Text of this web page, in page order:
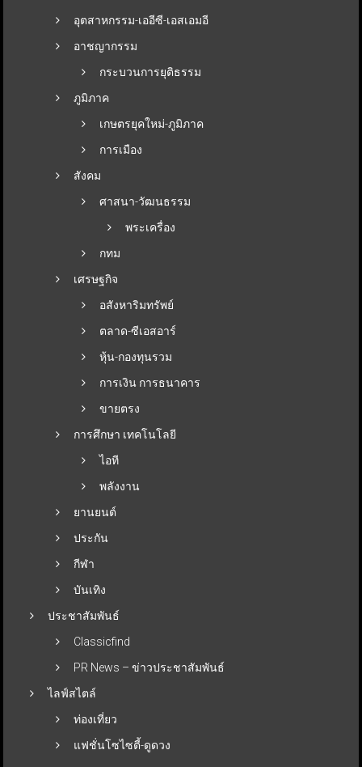
อุตสาหกรรม-เออีซี-เอสเอมอี
อาชญากรรม
กระบวนการยุติธรรม
ภูมิภาค
เกษตรยุคใหม่-ภูมิภาค
การเมือง
สังคม
ศาสนา-วัฒนธรรม
พระเครื่อง
กทม
เศรษฐกิจ
อสังหาริมทรัพย์
ตลาด-ซีเอสอาร์
หุ้น-กองทุนรวม
การเงิน การธนาคาร
ขายตรง
การศึกษา เทคโนโลยี
ไอที
พลังงาน
ยานยนต์
ประกัน
กีฬา
บันเทิง
ประชาสัมพันธ์
Classicfind
PR News – ข่าวประชาสัมพันธ์
ไลฟ์สไตล์
ท่องเที่ยว
แฟชั่นโซไซตี้-ดูดวง